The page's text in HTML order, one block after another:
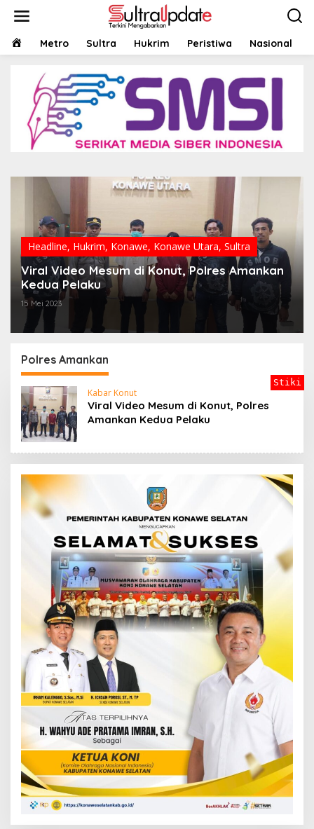
HOMEMetro Sultra Hukrim Peristiwa Nasional
Headline, Hukrim, Konawe, Konawe Utara, Sultra
Viral Video Mesum di Konut, Polres Amankan
Kedua Pelaku
15 Mei 2023
Polres Amankan
Kabar Konut
Viral Video Mesum di Konut, Polres
Amankan Kedua Pelaku
Stiki